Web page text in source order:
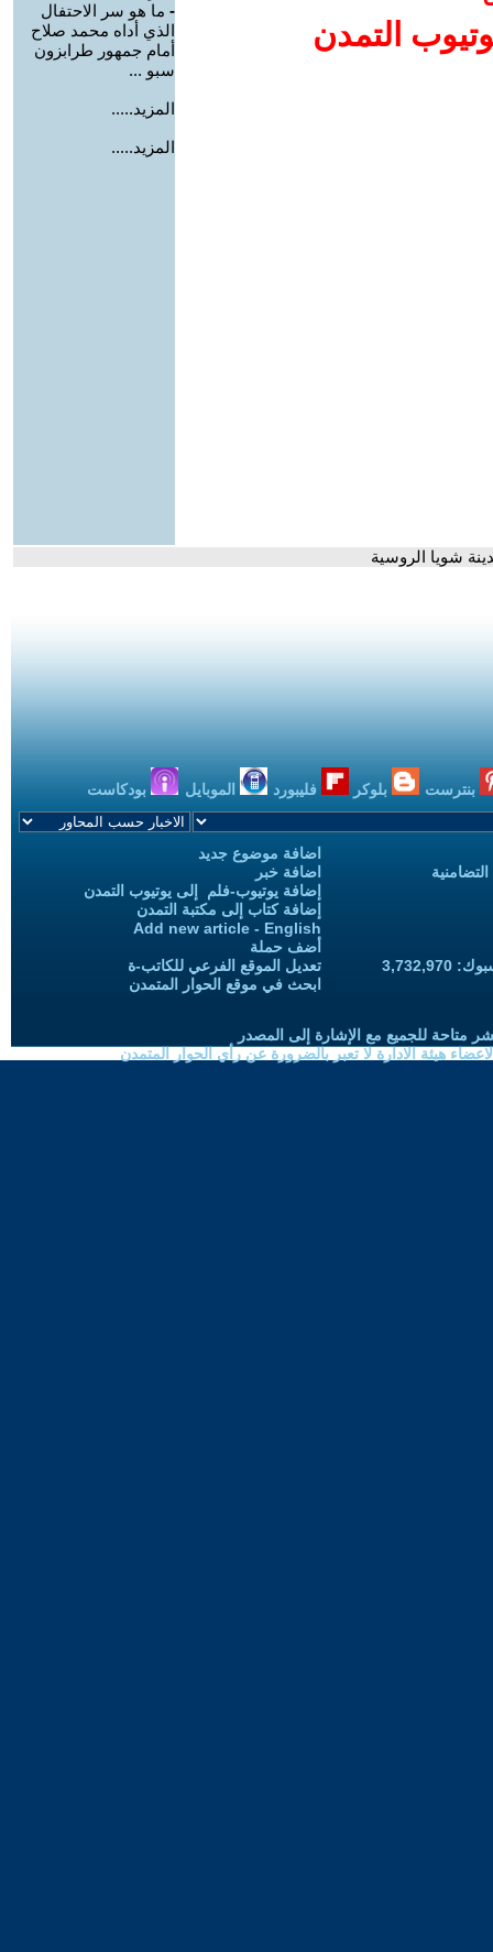
التمدن
- ما هو سر الاحتفال
الذي أداه محمد صلاح
أمام جمهور طرابزون
سبو ...
المزيد.....
المزيد.....
شويا الروسية
بنترست بلوكر فليبورد الموبايل بودكاست
اضافة موضوع جديد
اضافة خبر
إضافة يوتيوب-فلم إلى يوتيوب التمدن
إضافة كتاب إلى مكتبة التمدن
Add new article - English
أضف حملة
تعديل الموقع الفرعي للكاتب-ة
ابحث في موقع الحوار المتمدن
متاحة للجميع مع الإشارة إلى المصدر
هيئة الادارة لا تعبر بالضرورة عن رأي الحوار المتمدن